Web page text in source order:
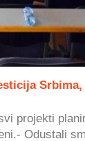
Srbima,
projekti
Odustali